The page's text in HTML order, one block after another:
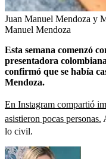
Juan Manuel Mendoza y
Manuel Mendoza
Esta semana comenzó
presentadora
confirmó que se había
Mendoza.
En Instagram compartió
asistieron pocas personas.
lo civil.